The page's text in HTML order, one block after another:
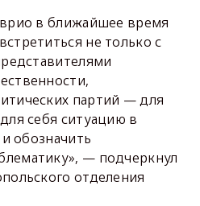
в ближайшее время
не только с
партий — для
себя ситуацию в
обозначить
— подчеркнул
отделения